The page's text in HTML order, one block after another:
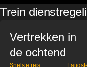
Trein
Vertrekken in
de ochtend
Snelste reis